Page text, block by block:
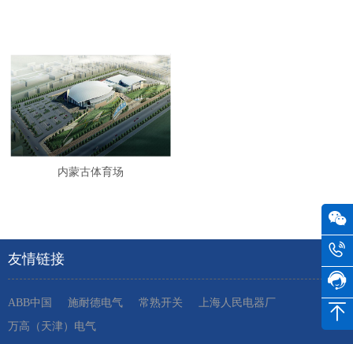
内蒙古体育场
友情链接
ABB中国 施耐德电气 常熟开关
上海人民电器厂
万高（天津）电气